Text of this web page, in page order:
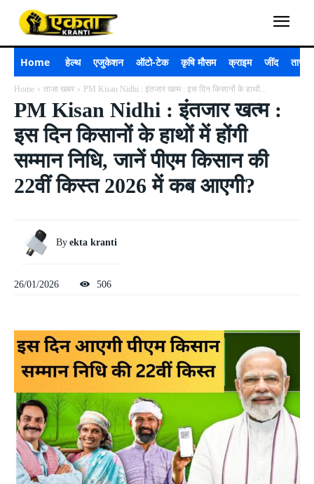
Home हेल्थ एजुकेशन ऑटो-टेक कृषि मौसम क्राइम जींद ताजा
Home ताजा खबर PM Kisan Nidhi : इंतजार खत्म : इस दिन किसानों के हाथों...
PM Kisan Nidhi : इंतजार खत्म :
इस दिन किसानों के हाथों में होंगी
सम्मान निधि, जानें पीएम किसान की
22वीं किस्त 2026 में कब आएगी?
By ekta kranti
26/01/2026 506